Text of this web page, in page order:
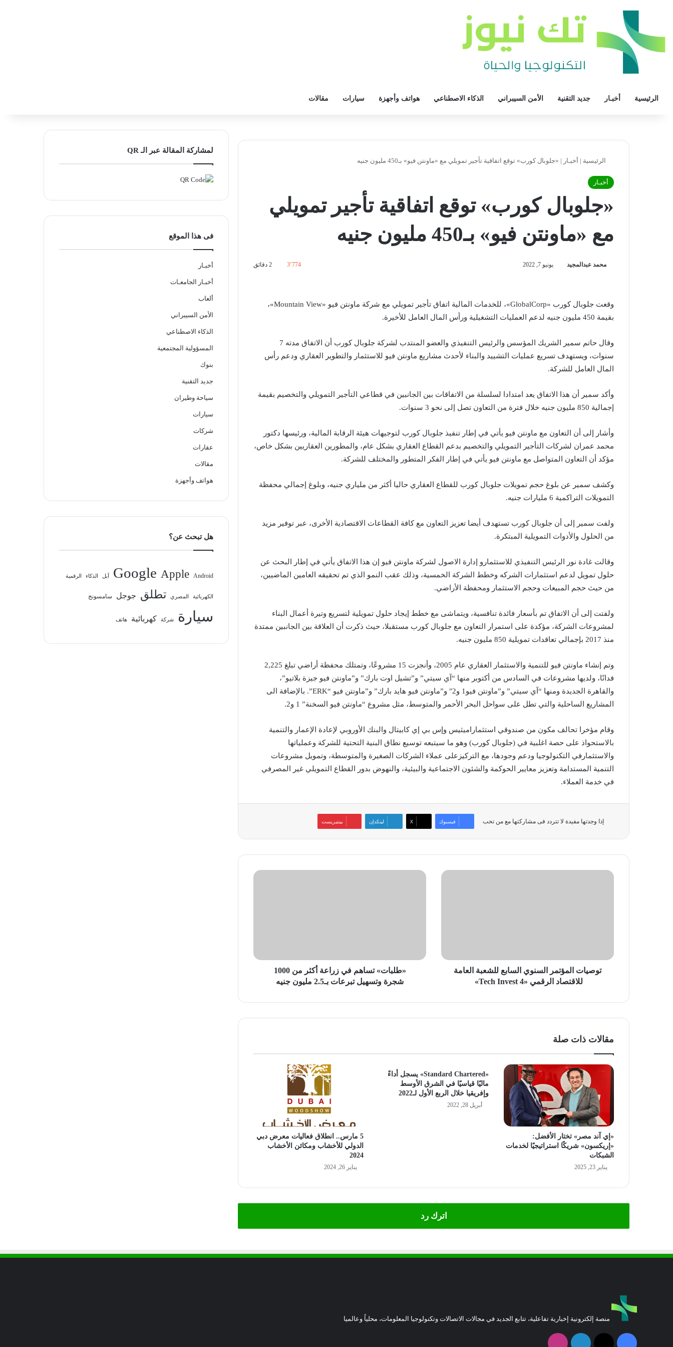
الرئيسية أخبـار جديد التقنية الأمن السيبراني الذكاء الاصطناعي هواتف وأجهزة سيارات مقالات
الرئيسية | أخبـار | «جلوبال كورب» توقع اتفاقية تأجير تمويلي مع «ماونتن فيو» بـ450 مليون جنيه
أخبـار
«جلوبال كورب» توقع اتفاقية تأجير تمويلي
مع «ماونتن فيو» بـ450 مليون جنيه
محمد عبدالمجيد يونيو 7, 2022 3٬774
وقعت جلوبال كورب «GlobalCorp»، للخدمات المالية اتفاق تأجير تمويلي مع شركة ماونتن فيو «Mountain View»،
بقيمة 450 مليون جنيه لدعم العمليات التشغيلية ورأس المال العامل للأخيرة.
وقال حاتم سمير الشريك المؤسس والرئيس التنفيذي والعضو المنتدب لشركة جلوبال كورب أن الاتفاق مدته 7
سنوات، ويستهدف تسريع عمليات التشييد والبناء لأحدث مشاريع ماونتن فيو للاستثمار والتطوير العقاري ودعم رأس
المال العامل للشركة.
وأكد سمير أن هذا الاتفاق يعد امتدادا لسلسلة من الاتفاقات بين الجانبين في قطاعي التأجير التمويلي والتخصيم بقيمة
إجمالية 850 مليون جنيه خلال فترة من التعاون تصل إلى نحو 3 سنوات.
وأشار إلى أن التعاون مع ماونتن فيو يأتي في إطار تنفيذ جلوبال كورب لتوجيهات هيئة الرقابة المالية، ورئيسها دكتور
محمد عمران لشركات التأجير التمويلي والتخصيم بدعم القطاع العقاري بشكل عام، والمطورين العقاريين بشكل خاص،
مؤكد أن التعاون المتواصل مع ماونتن فيو يأتي في إطار الفكر المتطور والمختلف للشركة.
وكشف سمير عن بلوغ حجم تمويلات جلوبال كورب للقطاع العقاري حاليا أكثر من ملياري جنيه، وبلوغ إجمالي محفظة
التمويلات التراكمية 6 مليارات جنيه.
ولفت سمير إلى أن جلوبال كورب تستهدف أيضا تعزيز التعاون مع كافة القطاعات الاقتصادية الأخرى، عبر توفير مزيد
من الحلول والأدوات التمويلية المبتكرة.
وقالت غادة نور الرئيس التنفيذي للاستثمارو إدارة الاصول لشركة ماونتن فيو إن هذا الاتفاق يأتي في إطار البحث عن
حلول تمويل لدعم استثمارات الشركه وخطط الشركة الخمسية، وذلك عقب النمو الذي تم تحقيقه العامين الماضيين،
من حيث حجم المبيعات وحجم الاستثمار ومحفظة الأراضي.
ولفتت إلى أن الاتفاق تم بأسعار فائدة تنافسية، ويتماشى مع خطط إيجاد حلول تمويلية لتسريع وتيرة أعمال البناء
لمشروعات الشركة، مؤكدة على استمرار التعاون مع جلوبال كورب مستقبلا، حيث ذكرت أن العلاقة بين الجانبين ممتدة
منذ 2017 بإجمالي تعاقدات تمويلية 850 مليون جنيه.
وتم إنشاء ماونتن فيو للتنمية والاستثمار العقاري عام 2005، وأنجزت 15 مشروعًا، وتمتلك محفظة أراضي تبلغ 2,225
فدانًا، ولديها مشروعات في السادس من أكتوبر منها “آي سيتي” و”تشيل اوت بارك” و”ماونتن فيو جيزة بلاتيو”،
والقاهرة الجديدة ومنها “آي سيتي” و”ماونتن فيو1 و2″ و”ماونتن فيو هايد بارك” و”ماونتن فيو “ERK”. بالإضافة الى
المشاريع الساحلية والتي تطل على سواحل البحر الأحمر والمتوسط، مثل مشروع “ماونتن فيو السخنة” 1 و2.
وقام مؤخرا تحالف مكون من صندوقي استثماراميثيس وإس بي إي كابيتال والبنك الأوروبي لإعادة الإعمار والتنمية
بالاستحواذ على حصة اغلبية في (جلوبال كورب) وهو ما سيتبعه توسيع نطاق البنية التحتية للشركة وعملياتها
والاستثمارفي التكنولوجيا ودعم وجودها، مع التركيزعلى عملاء الشركات الصغيرة والمتوسطة، وتمويل مشروعات
التنمية المستدامة وتعزيز معايير الحوكمة والشئون الاجتماعية والبيئية، والنهوض بدور القطاع التمويلي غير المصرفي
في خدمة العملاء.
إذا وجدتها مفيدة لا تتردد فى مشاركتها مع من تحب فيسبوك ‫X لينكدإن بينتيريست
توصيات
«Tech
Investتوصيات المؤتمر السنوي السابع للشعبة العامة
للاقتصاد الرقمي «Tech Invest 4»
«طلبات»
وتسهيل
جنيه
«طلبات» تساهم في زراعة أكثر من 1000
شجرة وتسهيل تبرعات بـ2.5 مليون جنيه
مقالات ذات صلة
«إي آند مصر» تختار الأفضل:
«إريكسون» شريكًا استراتيجيًا لخدمات
الشبكات
يناير 23, 2025
«Standard Chartered» يسجل أداءً
ماليًا قياسيًا في الشرق الأوسط
وإفريقيا خلال الربع الأول لـ2022
أبريل 28, 2022
5 مارس.. انطلاق فعاليات معرض دبي
الدولي للأخشاب ومكائن الأخشاب
2024
يناير 26, 2024
اترك رد
لمشاركة المقالة عبر الـ QR
فى هذا الموقع
أخبـار
أخبـار الجامعـات
ألعاب
الأمن السيبراني
الذكاء الاصطناعي
المسؤولية المجتمعية
بنوك
جديد التقنية
سياحة وطيران
سيارات
شركات
عقارات
مقالات
هواتف وأجهزة
هل تبحث عن؟
Android
Apple
Google آبل الذكاء الرقمية
الكهربائية المصري تطلق جوجل سامسونج
سيارة شركة كهربائية هاتف
منصة إلكترونية إخبارية تفاعلية، تتابع الجديد في مجالات الاتصالات وتكنولوجيا المعلومات، محلياً وعالميا
فيسبوك
‫X لينكدإن انستقرام